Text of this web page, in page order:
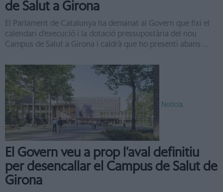
de Salut a Girona
El Parlament de Catalunya ha demanat al Govern que fixi el
calendari d’execució i la dotació pressupostària del nou
Campus de Salut a Girona i caldrà que ho presenti abans ...
Notícia
El Govern veu a prop l’aval definitiu
per desencallar el Campus de Salut de
Girona